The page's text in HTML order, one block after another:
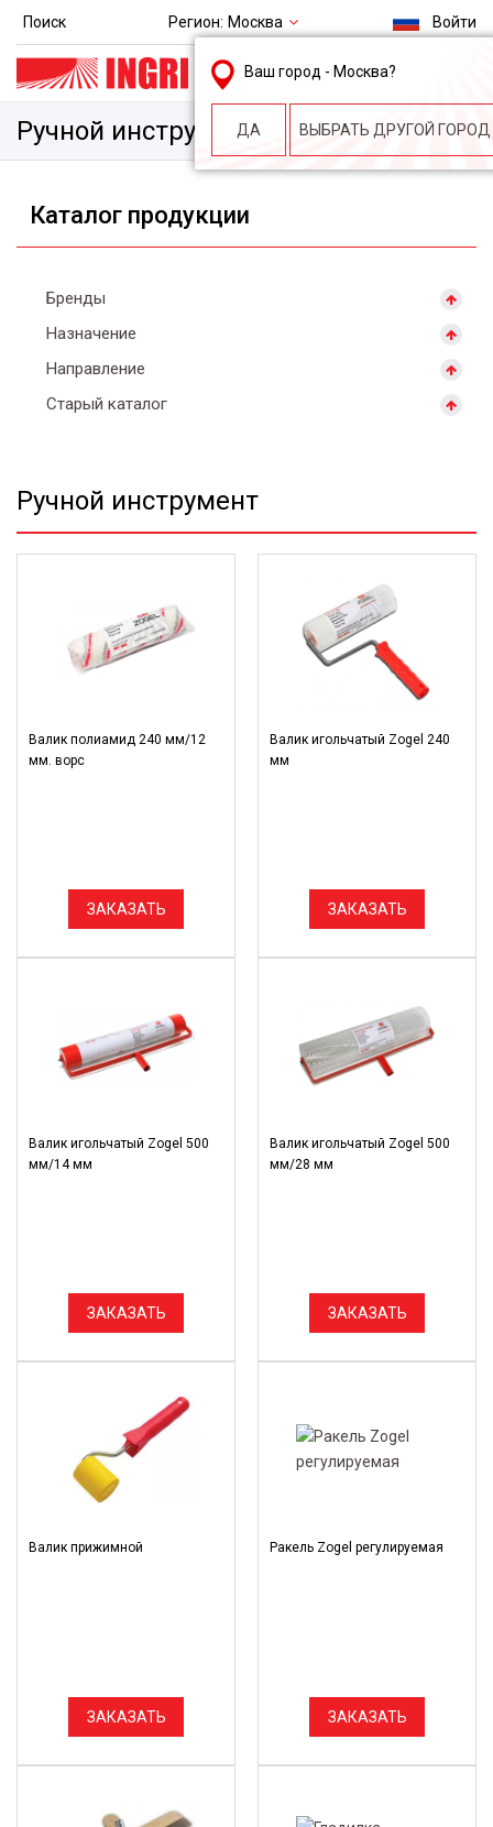
Поиск Регион: Москва
Ваш город - Москва?
ДА ВЫБРАТЬ ДРУГОЙ ГОРОД
Войти
msk@ingri.ru
пн. – пт.: 9.00-18.00
Ручной инструмент
Каталог продукции
Бренды
Назначение
Направление
Старый каталог
Ручной инструмент
Валик полиамид 240 мм/12
мм. ворс
ЗАКАЗАТЬ
Валик игольчатый Zogel 240
мм
ЗАКАЗАТЬ
Валик игольчатый Zogel 500
мм/14 мм
ЗАКАЗАТЬ
Валик игольчатый Zogel 500
мм/28 мм
ЗАКАЗАТЬ
Валик прижимной
ЗАКАЗАТЬ
Ракель Zogel регулируемая
ЗАКАЗАТЬ